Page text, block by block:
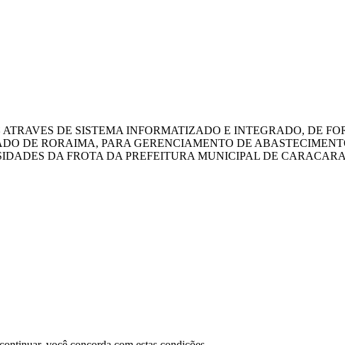
DE SISTEMA INFORMATIZADO E INTEGRADO, DE
DE RORAIMA, PARA GERENCIAMENTO DE
DA FROTA DA PREFEITURA MUNICIPAL DE